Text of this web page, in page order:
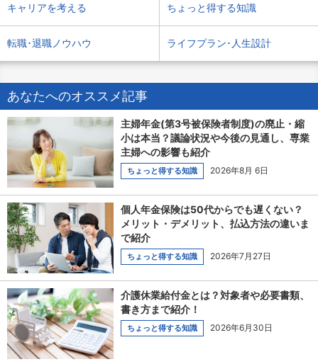
キャリアを考える ちょっと得する知識
転職･退職ノウハウ ライフプラン･人生設計
あなたへのオススメ記事
主婦年金(第3号被保険者制度)の廃止・縮
小は本当？議論状況や今後の見通し、専業
主婦への影響も紹介
ちょっと得する知識 2026年8月 6日
個人年金保険は50代からでも遅くない？
メリット・デメリット、払込方法の違いま
で紹介
ちょっと得する知識 2026年7月27日
介護休業給付金とは？対象者や必要書類、
書き方まで紹介！
ちょっと得する知識 2026年6月30日